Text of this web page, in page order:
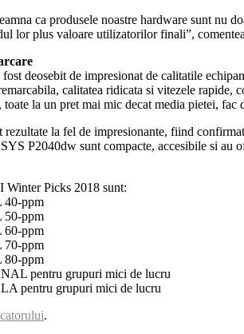
ca produsele noastre hardware sunt nu
lor plus valoare utilizatorilor finali”,
deosebit de impresionat de calitatile
calitatea ridicata si vitezele
la un pret mai mic decat media pietei, fac
la fel de impresionante, fiind
P2040dw sunt compacte, accesibile si au
Picks 2018 sunt:
40-ppm
50-ppm
60-ppm
70-ppm
80-ppm
pentru grupuri mici de lucru
pentru grupuri mici de lucru
.